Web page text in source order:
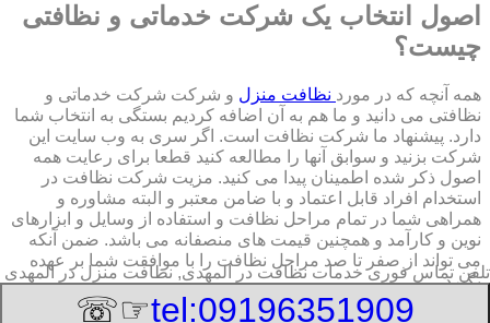
اصول انتخاب یک شرکت خدماتی و نظافتی
چیست؟
همه آنچه که در مورد نظافت منزل و شرکت شرکت خدماتی و
نظافتی می دانید و ما هم به آن اضافه کردیم بستگی به انتخاب شما
دارد. پیشنهاد ما شرکت نظافت است. اگر سری به وب سایت این
شرکت بزنید و سوابق آنها را مطالعه کنید قطعا برای رعایت همه
اصول ذکر شده اطمینان پیدا می کنید. مزیت شرکت نظافت در
استخدام افراد قابل اعتماد و با ضامن معتبر و البته مشاوره و
همراهی شما در تمام مراحل نظافت و استفاده از وسایل و ابزارهای
نوین و کارآمد و همچنین قیمت های منصفانه می باشد. ضمن آنکه
می تواند از صفر تا صد مراحل نظافت را با موافقت شما بر عهده
بگیرد.
8/7/2026 5:12:07 AM
تلفن تماس فوریخدمات نظافت در المهدی, نظافت منزل در المهدی
tel:09196351909
☞☏